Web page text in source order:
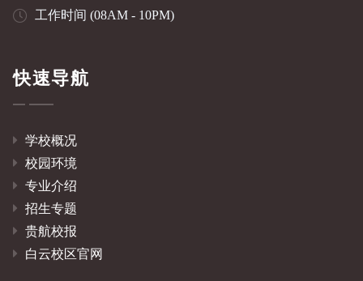
工作时间 (08AM - 10PM)
快速导航
学校概况
校园环境
专业介绍
招生专题
贵航校报
白云校区官网